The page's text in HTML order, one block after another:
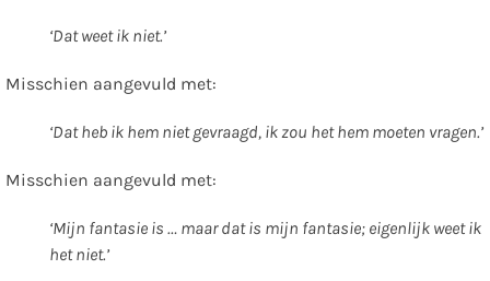
‘Dat weet ik niet.’
Misschien aangevuld met:
‘Dat heb ik hem niet gevraagd, ik zou het hem moeten vragen.’
Misschien aangevuld met:
‘Mijn fantasie is … maar dat is mijn fantasie; eigenlijk weet ik
het niet.’